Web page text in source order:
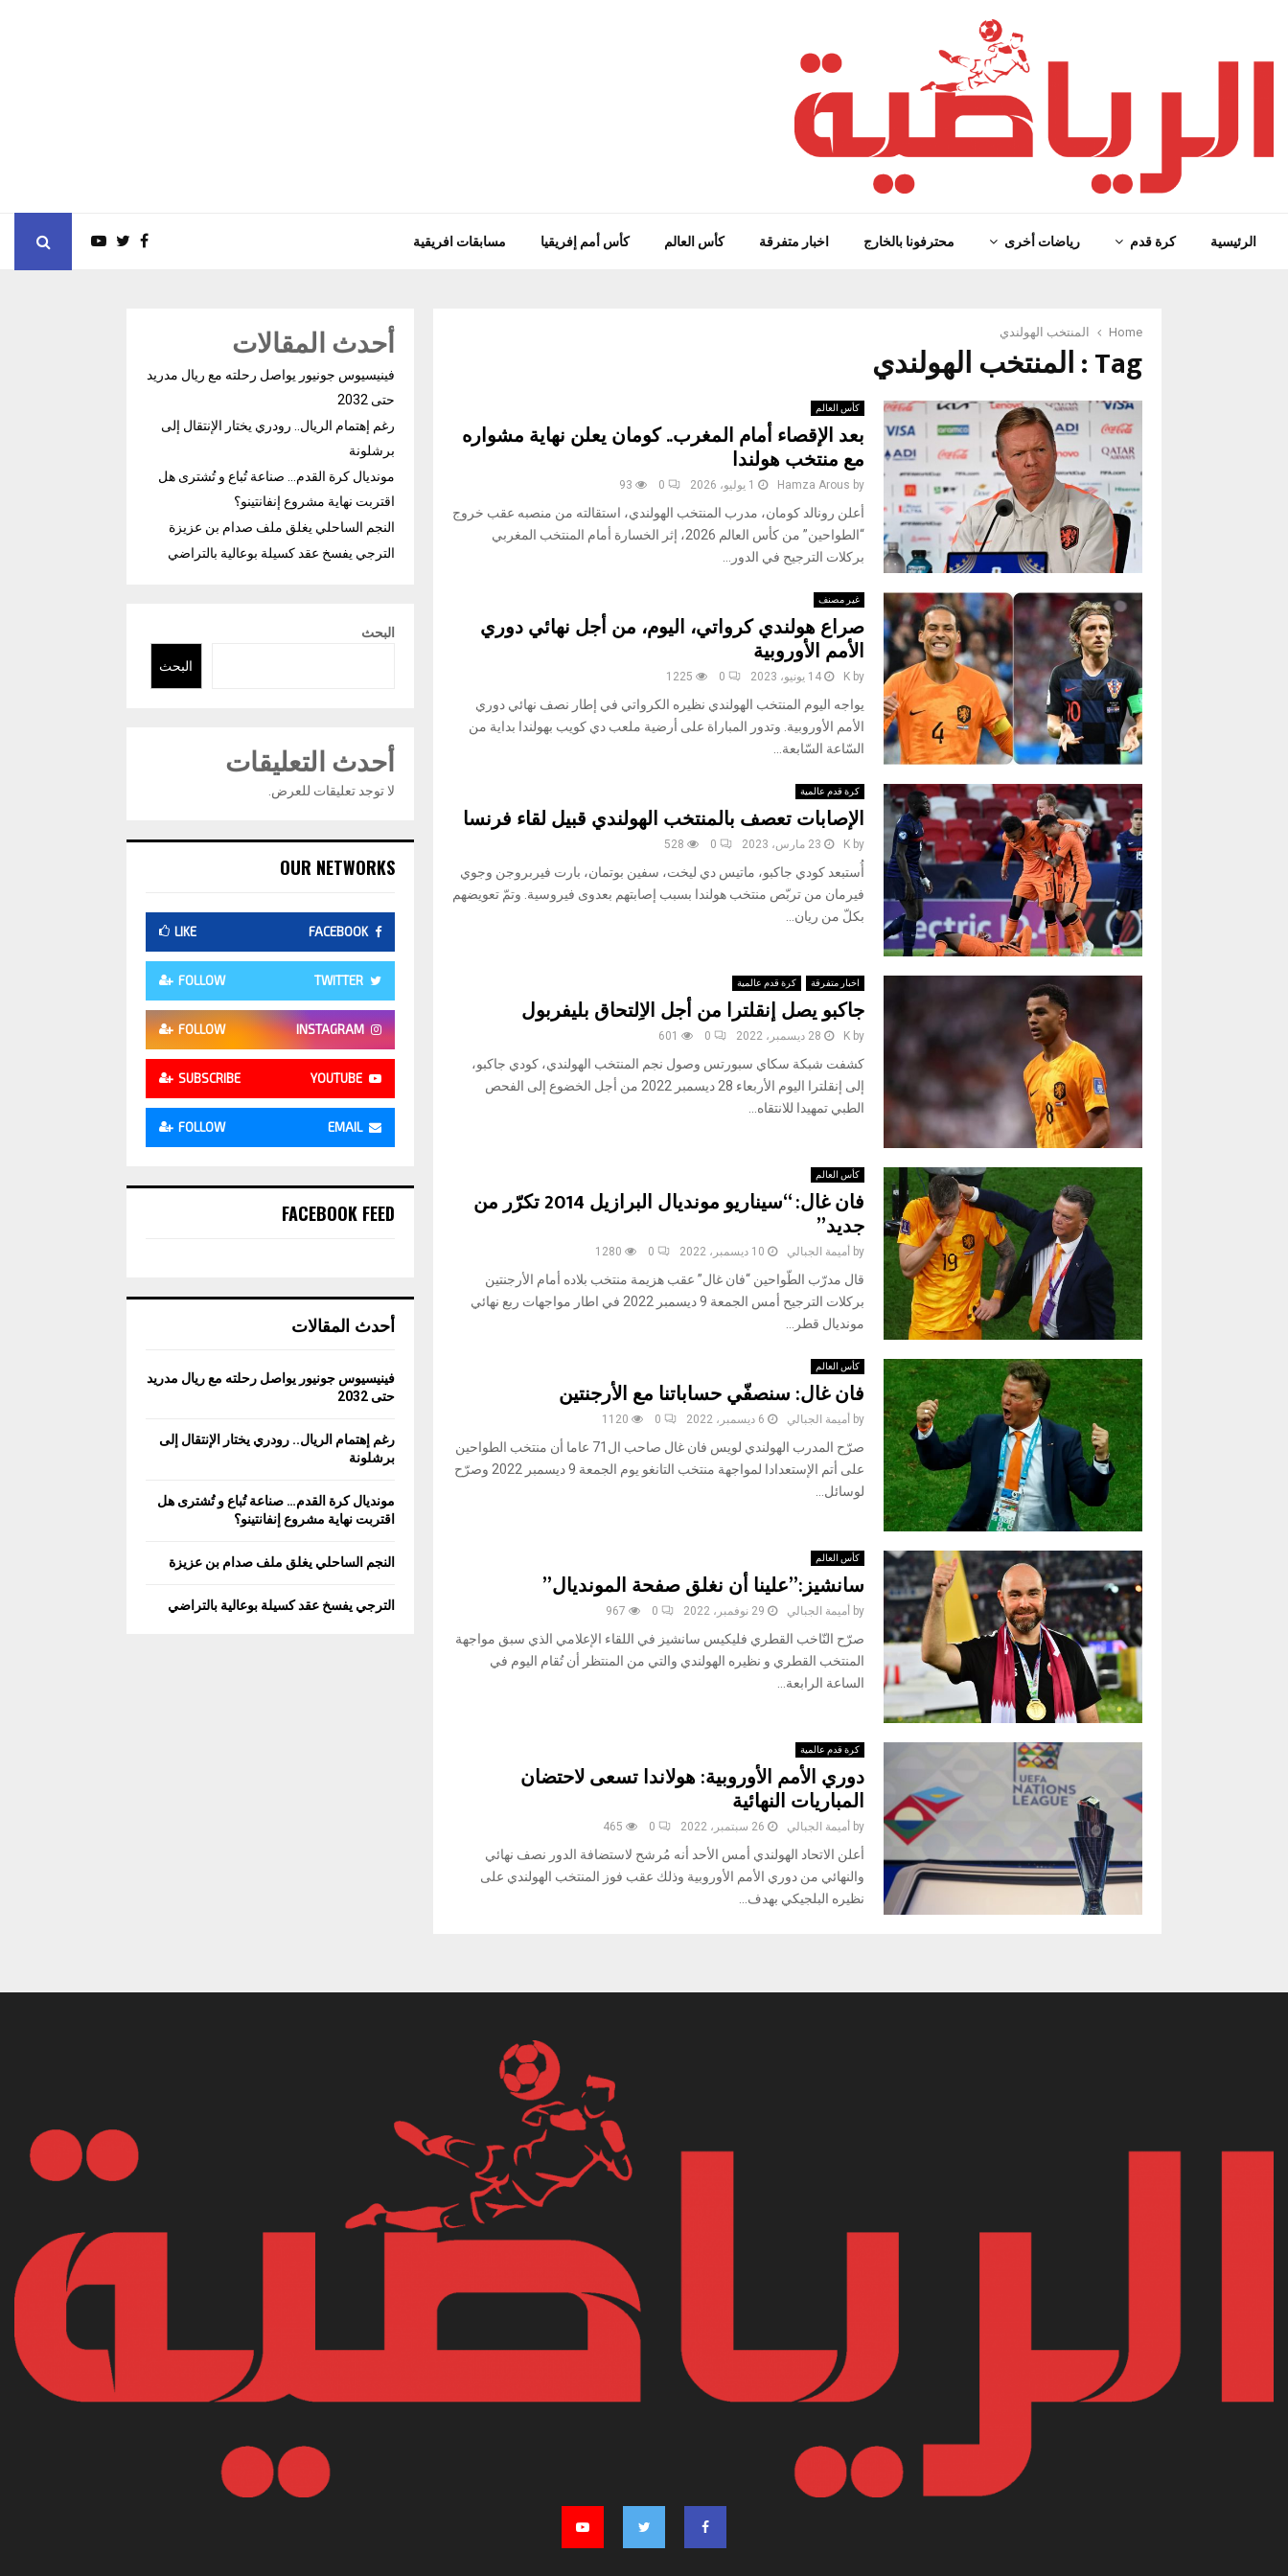
الرئيسية كرة قدم رياضات أخرى محترفونا بالخارج اخبار متفرقة كأس العالم كأس أمم إفريقيا مسابقات افريقية
Home المنتخب الهولندي
Tag : المنتخب الهولندي
كأس العالم
بعد الإقصاء أمام المغرب.. كومان يعلن نهاية مشواره
مع منتخب هولندا
by
Hamza Arous 1 يوليو، 2026 0
93
أعلن رونالد كومان، مدرب المنتخب الهولندي، استقالته من منصبه عقب خروج
“الطواحين” من كأس العالم 2026، إثر الخسارة أمام المنتخب المغربي
بركلات الترجيح في الدور...
غير مصنف
صراع هولندي كرواتي، اليوم، من أجل نهائي دوري
الأمم الأوروبية
by
K 14 يونيو، 2023 0
1225
يواجه اليوم المنتخب الهولندي نظيره الكرواتي في إطار نصف نهائي دوري
الأمم الأوروبية. وتدور المباراة على أرضية ملعب دي كويب بهولندا بداية من
السّاعة السّابعة...
كرة قدم عالمية
الإصابات تعصف بالمنتخب الهولندي قبيل لقاء فرنسا
by
K 23 مارس، 2023 0
528
أُستبعد كودي جاكبو، ماتيس دي ليخت، سفين بوتمان، بارت فيربروجن وجوي
فيرمان من تربّص منتخب هولندا بسبب إصابتهم بعدوى فيروسية. وتمّ تعويضهم
بكلّ من ريان...
اخبار متفرقة كرة قدم عالمية
جاكبو يصل إنقلترا من أجل الاِلتحاق بليفربول
by
K 28 ديسمبر، 2022 0
601
كشفت شبكة سكاي سبورتس وصول نجم المنتخب الهولندي، كودي جاكبو،
إلى إنقلترا اليوم الأربعاء 28 ديسمبر 2022 من أجل الخضوع إلى الفحص
الطبي تمهيدا للانتقاه...
كأس العالم
فان غال: “سيناريو مونديال البرازيل 2014 تكرّر من
جديد”
by أميمة الجبالي 10 ديسمبر، 2022 0
1280
قال مدرّب الطّواحين “فان غال” عقب هزيمة منتخب بلاده أمام الأرجنتين
بركلات الترجيح أمس الجمعة 9 ديسمبر 2022 في اطار مواجهات ربع نهائي
مونديال قطر...
كأس العالم
فان غال: سنصفّي حساباتنا مع الأرجنتين
by أميمة الجبالي 6 ديسمبر، 2022 0
1120
صرّح المدرب الهولندي لويس فان غال صاحب ال71 عاما أن منتخب الطواحين
على أتم الإستعدادا لمواجهة منتخب التانغو يوم الجمعة 9 ديسمبر 2022 وصرّح
لوسائل...
كأس العالم
سانشيز:”علينا أن نغلق صفحة المونديال”
by أميمة الجبالي 29 نوفمبر، 2022 0
967
صرّح النّاخب القطري فليكيس سانشيز في اللقاء الإعلامي الذي سبق مواجهة
المنتخب القطري و نظيره الهولندي والتي من المنتظر أن تُقام اليوم في
الساعة الرابعة...
كرة قدم عالمية
دوري الأمم الأوروبية: هولاندا تسعى لاحتضان
المباريات النهائية
by أميمة الجبالي 26 سبتمبر، 2022 0
465
أعلن الاتحاد الهولندي أمس الأحد أنه مُرشح لاستضافة الدور نصف نهائي
والنهائي من دوري الأمم الأوروبية وذلك عقب فوز المنتخب الهولندي على
نظيره البلجيكي بهدف...
أحدث المقالات
فينيسيوس جونيور يواصل رحلته مع ريال مدريد
حتى 2032
رغم إهتمام الريال.. رودري يختار الإنتقال إلى
برشلونة
مونديال كرة القدم… صناعة تُباع و تُشترى هل
اقتربت نهاية مشروع إنفانتينو؟
النجم الساحلي يغلق ملف صدام بن عزيزة
الترجي يفسخ عقد كسيلة بوعالية بالتراضي
البحث
البحث
أحدث التعليقات
لا توجد تعليقات للعرض.
OUR NETWORKS
FACEBOOK
LIKE
TWITTER
FOLLOW
INSTAGRAM
FOLLOW
YOUTUBE
SUBSCRIBE
EMAIL
FOLLOW
FACEBOOK FEED
أحدث المقالات
فينيسيوس جونيور يواصل رحلته مع ريال مدريد
حتى 2032
رغم إهتمام الريال.. رودري يختار الإنتقال إلى
برشلونة
مونديال كرة القدم… صناعة تُباع و تُشترى هل
اقتربت نهاية مشروع إنفانتينو؟
النجم الساحلي يغلق ملف صدام بن عزيزة
الترجي يفسخ عقد كسيلة بوعالية بالتراضي